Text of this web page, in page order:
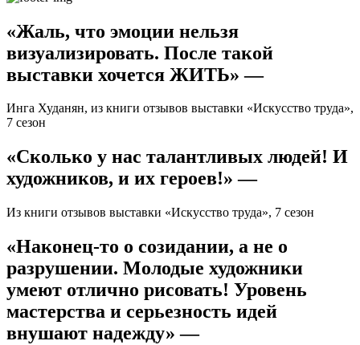
«Жаль, что эмоции нельзя
визуализировать. После такой
выставки хочется ЖИТЬ» —
Инга Худанян, из книги отзывов выставки «Искусство труда»,
7 сезон
«Сколько у нас талантливых людей! И
художников, и их героев!» —
Из книги отзывов выставки «Искусство труда», 7 сезон
«Наконец-то о созидании, а не о
разрушении. Молодые художники
умеют отлично рисовать! Уровень
мастерства и серьезность идей
внушают надежду» —